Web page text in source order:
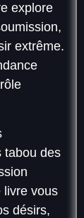
explore
extrême.
tabou des
livre vous
désirs,